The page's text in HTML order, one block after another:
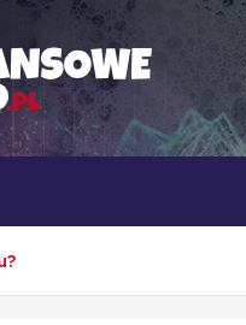
pracy, biznesie i ekonomii